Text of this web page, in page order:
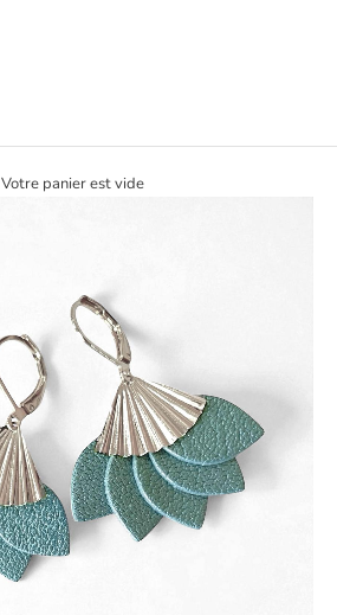
Votre panier est vide